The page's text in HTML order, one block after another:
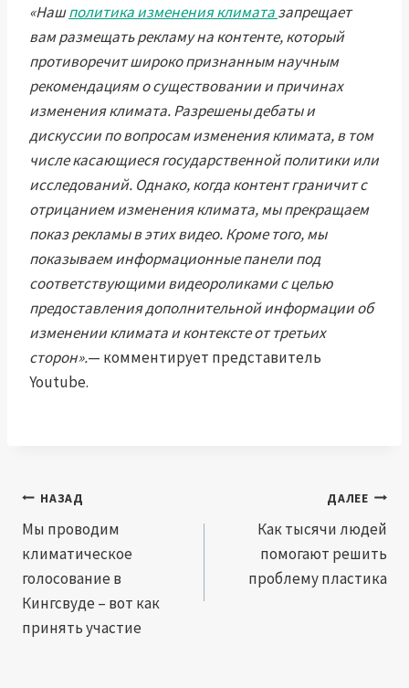
«Нашполитика изменения климатазапрещает
вам размещать рекламу на контенте, который
противоречит широко признанным научным
рекомендациям о существовании и причинах
изменения климата. Разрешены дебаты и
дискуссии по вопросам изменения климата, в том
числе касающиеся государственной политики или
исследований. Однако, когда контент граничит с
отрицанием изменения климата, мы прекращаем
показ рекламы в этих видео. Кроме того, мы
показываем информационные панели под
соответствующими видеороликами с целью
предоставления дополнительной информации об
изменении климата и контексте от третьих
сторон».— комментирует представитель
Youtube.
Навигация
по
записям
НАЗАД
Мы проводим
климатическое
голосование в
Кингсвуде – вот как
принять участие
ДАЛЕЕ
Как тысячи людей
помогают решить
проблему пластика